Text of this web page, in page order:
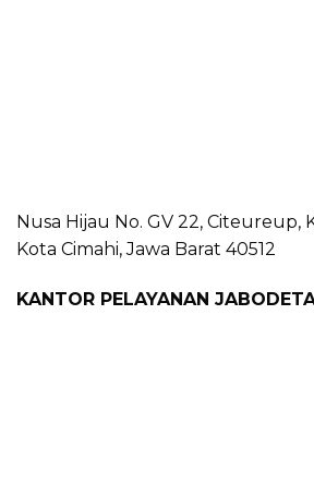
Nusa Hijau No. GV 22, Citeureup,
Kota Cimahi, Jawa Barat 40512
KANTOR PELAYANAN